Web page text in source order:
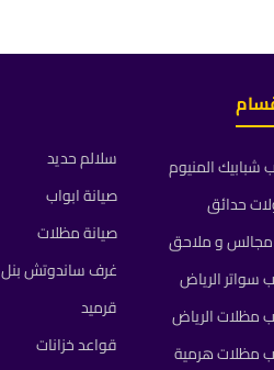
شبابيك المنيوم
حدائق
و ملاحق
سواتر الرياض
مظلات الرياض
مظلات هرمية
سلالم حديد
صيانة ابواب
صيانة مظلات
غرف ساندوتش بنل
قرميد
قواعد خزانات